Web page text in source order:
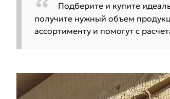
Подберите и купите
получите нужный объем
ассортименту и помогут с